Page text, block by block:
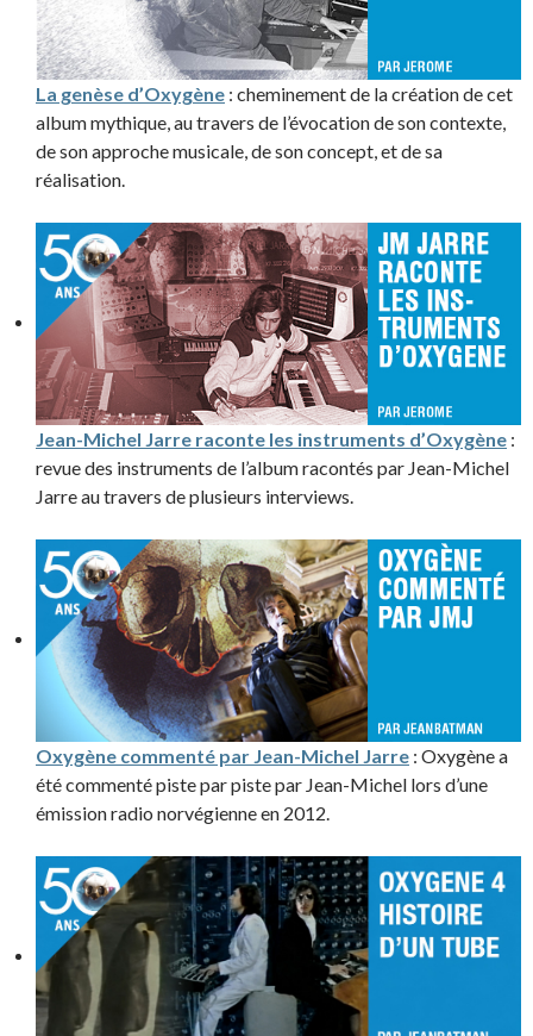
La genèse d’Oxygène : cheminement de la création de cet
album mythique, au travers de l’évocation de son contexte,
de son approche musicale, de son concept, et de sa
réalisation.
Jean-Michel Jarre raconte les instruments d’Oxygène :
revue des instruments de l’album racontés par Jean-Michel
Jarre au travers de plusieurs interviews.
Oxygène commenté par Jean-Michel Jarre : Oxygène a
été commenté piste par piste par Jean-Michel lors d’une
émission radio norvégienne en 2012.